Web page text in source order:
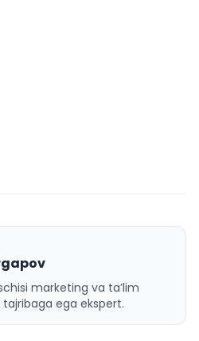
marketing va ta’lim
tajribaga ega ekspert.